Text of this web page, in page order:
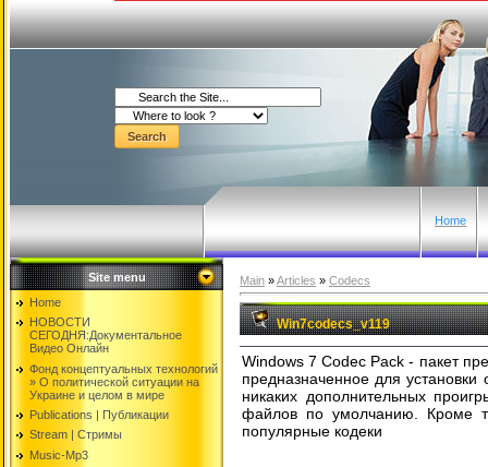
Home
Site menu
Home
НОВОСТИ
СЕГОДНЯ:Документальнoе
Видео Oнлайн
Фонд концептуальных технологий
» O политической ситуации на
Украине и целом в мире
Publications | Публикации
Stream | Стримы
Music-Mp3
Main »Articles » Codecs
Win7codecs_v119
Windows 7 Codec Pack - пакет
предназначенное для
никаких дополнительных
файлов по умолчанию. Кроме
популярные кодеки